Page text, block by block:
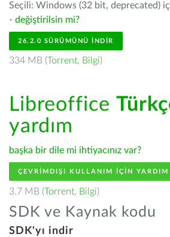
Seçili: Windows (32 bit, deprecated)
- değiştirilsin mi?
26.2.0 SÜRÜMÜNÜ İNDIR
334 MB (Torrent, Bilgi)
Libreoffice
yardım
başka bir dile mi ihtiyacınız var?
ÇEVRIMDIŞI KULLANIM IÇIN YARDIM
3.7 MB (Torrent, Bilgi)
SDK ve Kaynak kodu
SDK'yı indir